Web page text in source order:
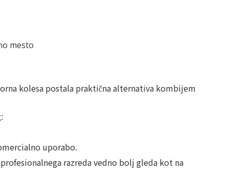
mesto
kolesa postala praktična alternativa kombijem
uporabo.
razreda vedno bolj gleda kot na